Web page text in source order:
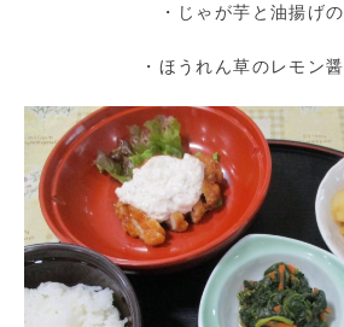
・じゃが芋と油揚げ
・ほうれん草のレモン醤